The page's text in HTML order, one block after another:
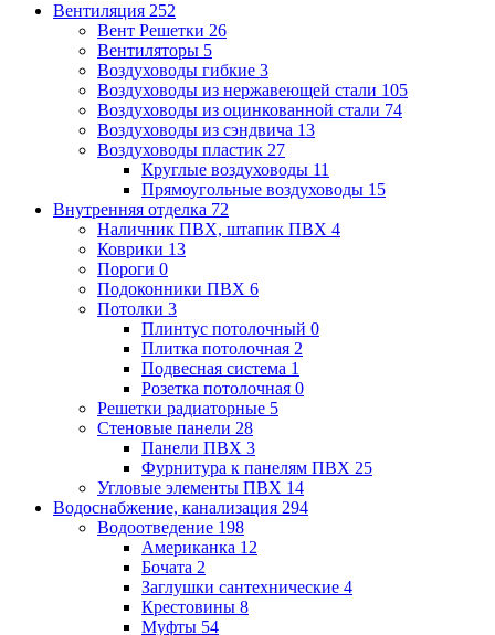
Вентиляция 252
Вент Решетки 26
Вентиляторы 5
Воздуховоды гибкие 3
Воздуховоды из нержавеющей стали 105
Воздуховоды из оцинкованной стали 74
Воздуховоды из сэндвича 13
Воздуховоды пластик 27
Круглые воздуховоды 11
Прямоугольные воздуховоды 15
Внутренняя отделка 72
Наличник ПВХ, штапик ПВХ 4
Коврики 13
Пороги 0
Подоконники ПВХ 6
Потолки 3
Плинтус потолочный 0
Плитка потолочная 2
Подвесная система 1
Розетка потолочная 0
Решетки радиаторные 5
Стеновые панели 28
Панели ПВХ 3
Фурнитура к панелям ПВХ 25
Угловые элементы ПВХ 14
Водоснабжение, канализация 294
Водоотведение 198
Американка 12
Бочата 2
Заглушки сантехнические 4
Крестовины 8
Муфты 54